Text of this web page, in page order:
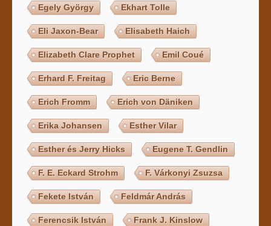
Egely György Ekhart Tolle
Eli Jaxon-Bear Elisabeth Haich
Elizabeth Clare Prophet Emil Coué
Erhard F. Freitag Eric Berne
Erich Fromm Erich von Däniken
Erika Johansen Esther Vilar
Esther és Jerry Hicks Eugene T. Gendlin
F. E. Eckard Strohm F. Várkonyi Zsuzsa
Fekete István Feldmár András
Ferencsik István Frank J. Kinslow